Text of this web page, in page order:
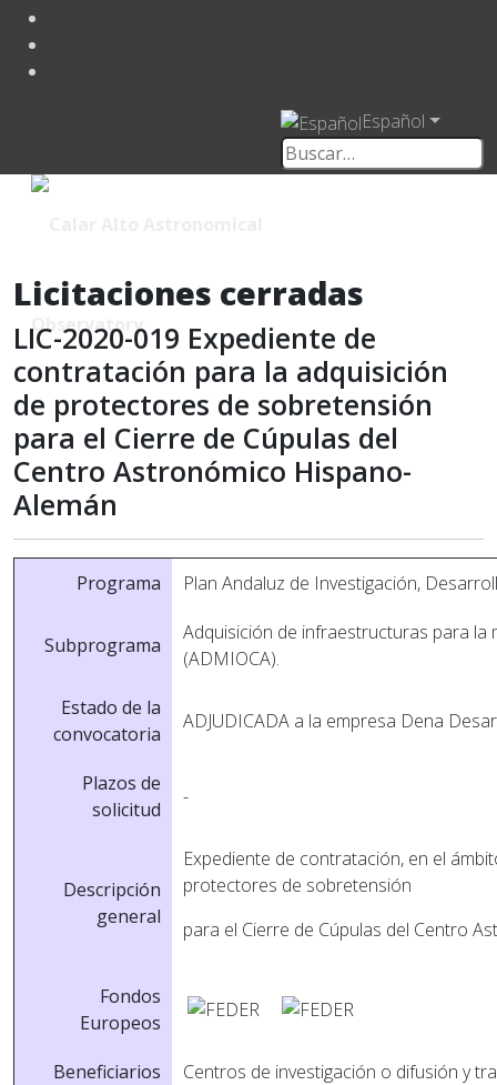
Español
Licitaciones cerradas
LIC-2020-019 Expediente de
contratación para la adquisición
de protectores de sobretensión
para el Cierre de Cúpulas del
Centro Astronómico Hispano-
Alemán
Programa Plan Andaluz de Investigación,
Subprograma
Adquisición de infraestructuras para
(ADMIOCA).
Estado de la
convocatoria
ADJUDICADA a la empresa Dena
Plazos de
solicitud
-
Descripción
general
Expediente de contratación, en el
protectores de sobretensión
para el Cierre de Cúpulas del Centro
Fondos
Europeos
Beneficiarios
Centros de investigación o difusión y